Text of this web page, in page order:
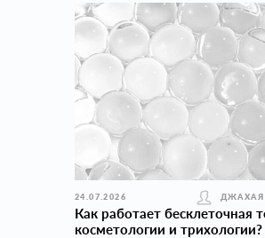
24.07.2026 ДЖАХАЯ
Как работает бесклеточная
косметологии и трихологии?